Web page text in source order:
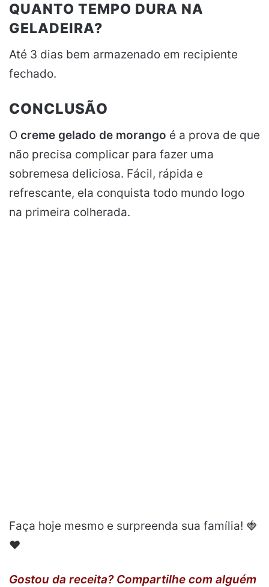
QUANTO TEMPO DURA NA
GELADEIRA?
Até 3 dias bem armazenado em recipiente
fechado.
CONCLUSÃO
O creme gelado de morango é a prova de que
não precisa complicar para fazer uma
sobremesa deliciosa. Fácil, rápida e
refrescante, ela conquista todo mundo logo
na primeira colherada.
Faça hoje mesmo e surpreenda sua família! 🍓
❤️
Gostou da receita? Compartilhe com alguém